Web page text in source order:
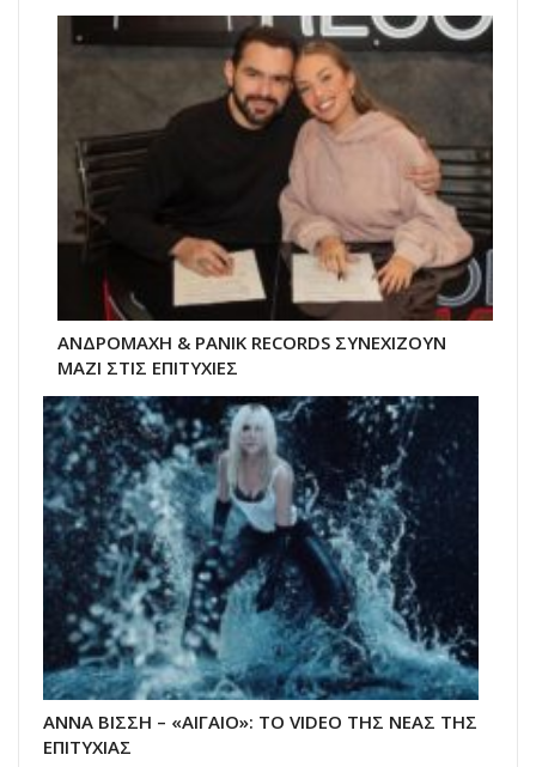
ΑΝΔΡΟΜΑΧΗ & PANIK RECORDS ΣΥΝΕΧΙΖΟΥΝ
ΜΑΖΙ ΣΤΙΣ ΕΠΙΤΥΧΙΕΣ
ΑΝΝΑ ΒΙΣΣΗ – «ΑΙΓΑΙΟ»: ΤΟ VIDEO ΤΗΣ ΝΕΑΣ ΤΗΣ
ΕΠΙΤΥΧΙΑΣ